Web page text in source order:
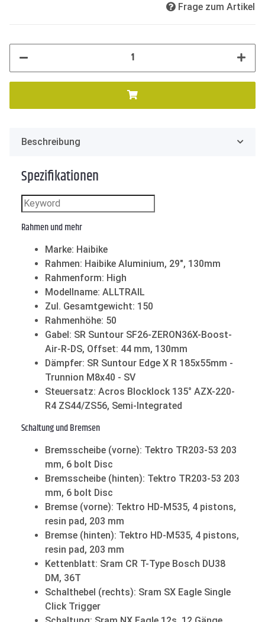
Frage zum Artikel
Beschreibung
Spezifikationen
Rahmen und mehr
Marke: Haibike
Rahmen: Haibike Aluminium, 29", 130mm
Rahmenform: High
Modellname: ALLTRAIL
Zul. Gesamtgewicht: 150
Rahmenhöhe: 50
Gabel: SR Suntour SF26-ZERON36X-Boost-
Air-R-DS, Offset: 44 mm, 130mm
Dämpfer: SR Suntour Edge X R 185x55mm -
Trunnion M8x40 - SV
Steuersatz: Acros Blocklock 135° AZX-220-
R4 ZS44/ZS56, Semi-Integrated
Schaltung und Bremsen
Bremsscheibe (vorne): Tektro TR203-53 203
mm, 6 bolt Disc
Bremsscheibe (hinten): Tektro TR203-53 203
mm, 6 bolt Disc
Bremse (vorne): Tektro HD-M535, 4 pistons,
resin pad, 203 mm
Bremse (hinten): Tektro HD-M535, 4 pistons,
resin pad, 203 mm
Kettenblatt: Sram CR T-Type Bosch DU38
DM, 36T
Schalthebel (rechts): Sram SX Eagle Single
Click Trigger